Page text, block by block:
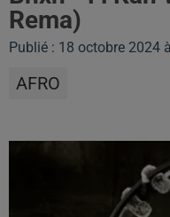
Rema)
Publié : 18 octobre 2024
AFRO